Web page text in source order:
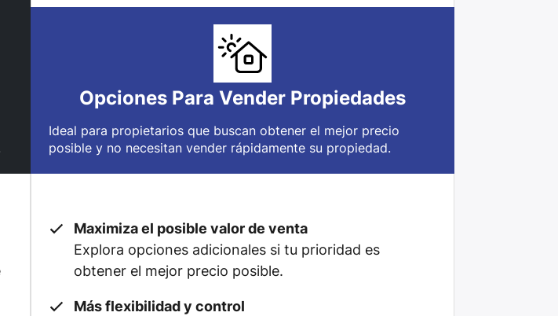
Opciones Para Vender Propiedades
Ideal para propietarios que buscan obtener el mejor precio
posible y no necesitan vender rápidamente su propiedad.
Maximiza el posible valor de venta
Explora opciones adicionales si tu prioridad es
obtener el mejor precio posible.
Más flexibilidad y control